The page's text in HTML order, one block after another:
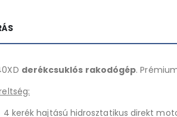
derékcsuklós rakodógép.
hajtású hidrosztatikus direkt